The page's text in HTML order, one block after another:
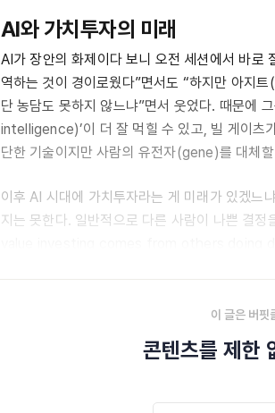
AI와 가치투자의 미래
AI가 장안의 화제이다 보니 오전 세션에서 바로
역하는 것이 경이로웠다”면서도 “하지만 아지
단 농담도 못하지 않느냐”면서 웃었다. 때문에
intelligence)’이 더 잘 먹힐 수 있고, 빌 게이츠
단한 기술이지만 사람의 유전자(gene)를 대체
이후 AI 시대에 가치투자라는 게 미래가 있겠느
지는 못한다. 일반적으로 다른 사람이 나쁜 결
이 글은 버핏
콘텐츠를 제한